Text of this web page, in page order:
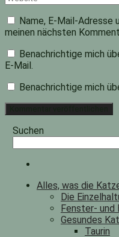
Name, E-Mail-Adresse
meinen nächsten
Benachrichtige mich
E-Mail.
Benachrichtige mich
Suchen
Alles, was die
Die
Fenster- und
Gesundes
Taurin